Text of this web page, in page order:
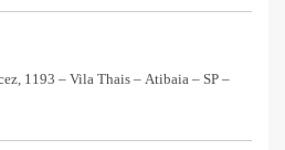
1193 – Vila Thais – Atibaia – SP –